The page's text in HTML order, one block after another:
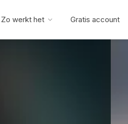
Zo werkt het Gratis account